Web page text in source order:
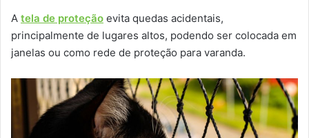
A tela de proteção evita quedas acidentais,
principalmente de lugares altos, podendo ser colocada em
janelas ou como rede de proteção para varanda.